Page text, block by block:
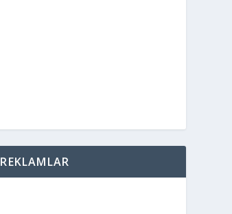
REKLAMLAR